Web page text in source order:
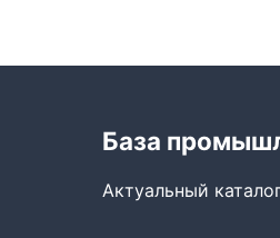
База
Актуальный